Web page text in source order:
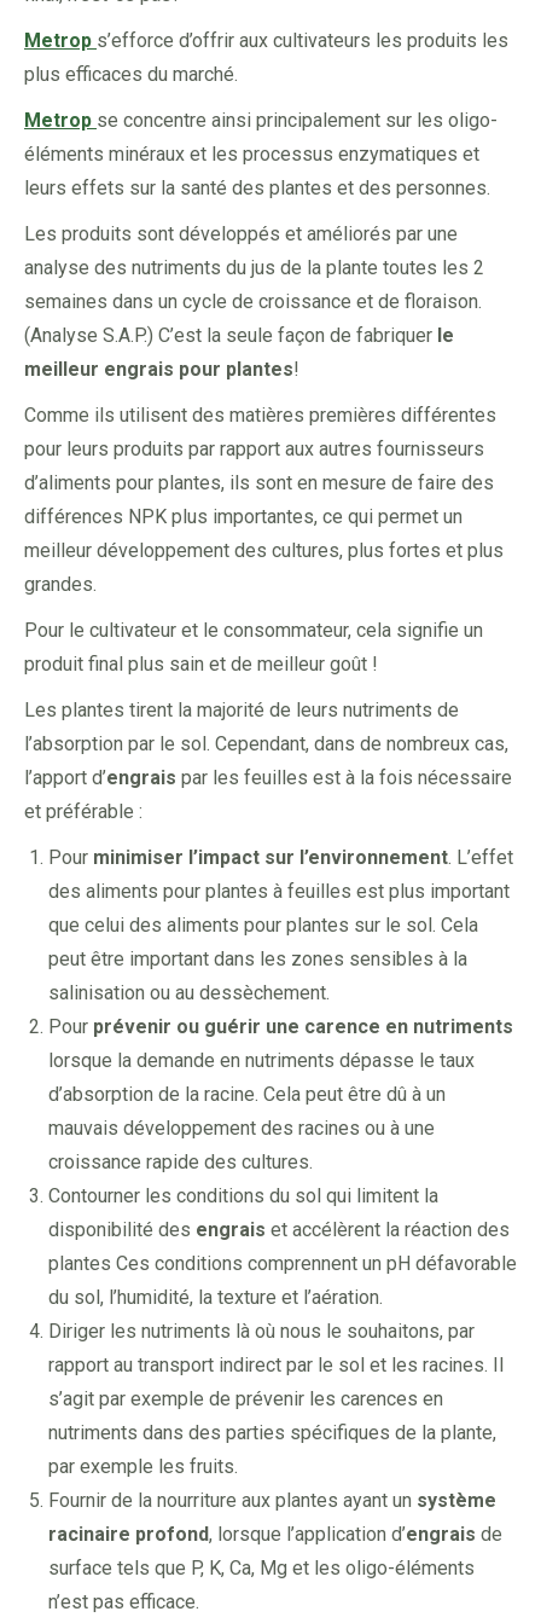
Metrop s’efforce d’offrir aux cultivateurs les produits les
plus efficaces du marché.
Metrop se concentre ainsi principalement sur les oligo-
éléments minéraux et les processus enzymatiques et
leurs effets sur la santé des plantes et des personnes.
Les produits sont développés et améliorés par une
analyse des nutriments du jus de la plante toutes les 2
semaines dans un cycle de croissance et de floraison.
(Analyse S.A.P.) C’est la seule façon de fabriquer le
meilleur engrais pour plantes!
Comme ils utilisent des matières premières différentes
pour leurs produits par rapport aux autres fournisseurs
d’aliments pour plantes, ils sont en mesure de faire des
différences NPK plus importantes, ce qui permet un
meilleur développement des cultures, plus fortes et plus
grandes.
Pour le cultivateur et le consommateur, cela signifie un
produit final plus sain et de meilleur goût !
Les plantes tirent la majorité de leurs nutriments de
l’absorption par le sol. Cependant, dans de nombreux cas,
l’apport d’engrais par les feuilles est à la fois nécessaire
et préférable :
Pour minimiser l’impact sur l’environnement. L’effet
des aliments pour plantes à feuilles est plus important
que celui des aliments pour plantes sur le sol. Cela
peut être important dans les zones sensibles à la
salinisation ou au dessèchement.
Pour prévenir ou guérir une carence en nutriments
lorsque la demande en nutriments dépasse le taux
d’absorption de la racine. Cela peut être dû à un
mauvais développement des racines ou à une
croissance rapide des cultures.
Contourner les conditions du sol qui limitent la
disponibilité des engrais et accélèrent la réaction des
plantes Ces conditions comprennent un pH défavorable
du sol, l’humidité, la texture et l’aération.
Diriger les nutriments là où nous le souhaitons, par
rapport au transport indirect par le sol et les racines. Il
s’agit par exemple de prévenir les carences en
nutriments dans des parties spécifiques de la plante,
par exemple les fruits.
Fournir de la nourriture aux plantes ayant un système
racinaire profond, lorsque l’application d’engrais de
surface tels que P, K, Ca, Mg et les oligo-éléments
n’est pas efficace.